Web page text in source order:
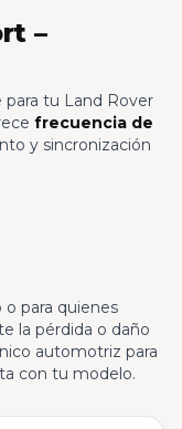
–
para tu Land Rover
frecuencia de
y sincronización
para quienes
la pérdida o daño
automotriz para
con tu modelo.